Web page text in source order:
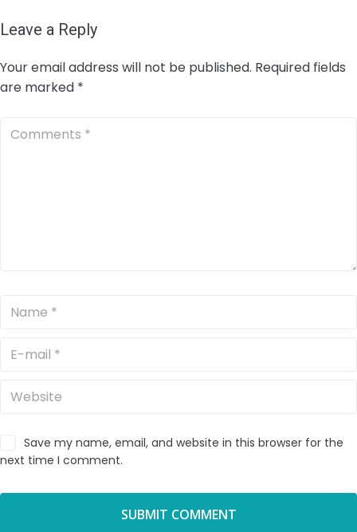
Leave a Reply
Your email address will not be published. Required fields
are marked *
Save my name, email, and website in this browser for the
next time I comment.